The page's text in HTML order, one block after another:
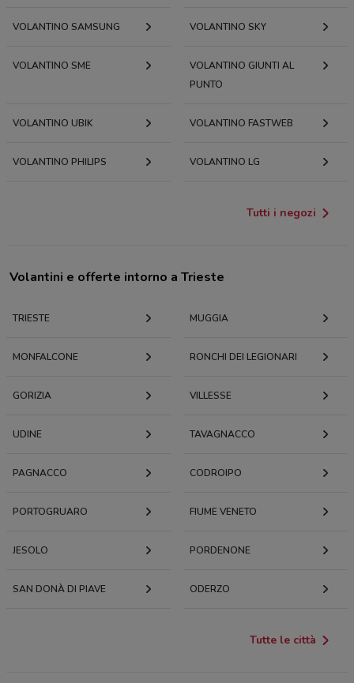
VOLANTINO SAMSUNG VOLANTINO SKY
VOLANTINO SME
VOLANTINO GIUNTI AL
PUNTO
VOLANTINO UBIK VOLANTINO FASTWEB
VOLANTINO PHILIPS VOLANTINO LG
Tutti i negozi
Volantini e offerte intorno a Trieste
TRIESTE MUGGIA
MONFALCONE RONCHI DEI LEGIONARI
GORIZIA VILLESSE
UDINE TAVAGNACCO
PAGNACCO CODROIPO
PORTOGRUARO FIUME VENETO
JESOLO PORDENONE
SAN DONÀ DI PIAVE ODERZO
Tutte le città